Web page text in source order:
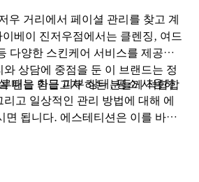
우 거리에서 페이셜 관리를 찾고 계
베이 진저우점에서는 클렌징, 여드
다양한 스킨케어 서비스를 제공합
상담에 중점을 둔 이 브랜드는 정
틴을 만들고자 하는 분들께 적합합
때는 최근 피부 상태, 평소 사용하
고 일상적인 관리 방법에 대해 에
면 됩니다. 에스테티션은 이를 바탕
렌징 또는 컨디셔닝 방법을 결정할